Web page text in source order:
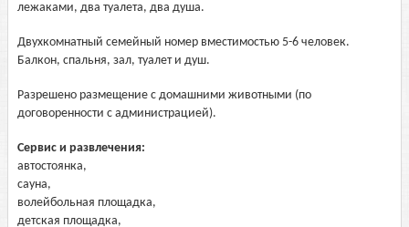
лежаками, два туалета, два душа.
Двухкомнатный семейный номер вместимостью 5-6 человек.
Балкон, спальня, зал, туалет и душ.
Разрешено размещение с домашними животными (по
договоренности с администрацией).
Сервис и развлечения:
автостоянка,
сауна,
волейбольная площадка,
детская площадка,